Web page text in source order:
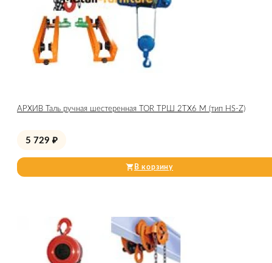
АРХИВ Таль ручная шестеренная TOR ТРШ 2ТХ6 М (тип HS-Z)
5 729 ₽
В корзину